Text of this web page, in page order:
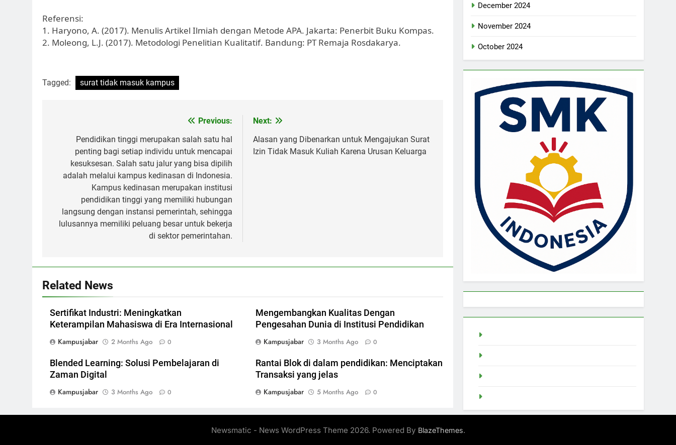
Referensi:
1. Haryono, A. (2017). Menulis Artikel Ilmiah dengan Metode APA. Jakarta: Penerbit Buku Kompas.
2. Moleong, L.J. (2017). Metodologi Penelitian Kualitatif. Bandung: PT Remaja Rosdakarya.
Tagged: surat tidak masuk kampus
navigation
Previous:
Pendidikan tinggi merupakan salah satu hal
penting bagi setiap individu untuk mencapai
kesuksesan. Salah satu jalur yang bisa dipilih
adalah melalui kampus kedinasan di Indonesia.
Kampus kedinasan merupakan institusi
pendidikan tinggi yang memiliki hubungan
langsung dengan instansi pemerintah, sehingga
lulusannya memiliki peluang besar untuk bekerja
di sektor pemerintahan.
Next:
Alasan yang Dibenarkan untuk Mengajukan Surat
Izin Tidak Masuk Kuliah Karena Urusan Keluarga
Related News
Sertifikat Industri: Meningkatkan
Keterampilan Mahasiswa di Era Internasional
Kampusjabar
2 Months Ago 0
Mengembangkan Kualitas Dengan
Pengesahan Dunia di Institusi Pendidikan
Kampusjabar
3 Months Ago 0
Blended Learning: Solusi Pembelajaran di
Zaman Digital
Kampusjabar
3 Months Ago 0
Rantai Blok di dalam pendidikan: Menciptakan
Transaksi yang jelas
Kampusjabar
5 Months Ago 0
December 2024
November 2024
October 2024
Newsmatic - News WordPress Theme 2026. Powered By BlazeThemes.